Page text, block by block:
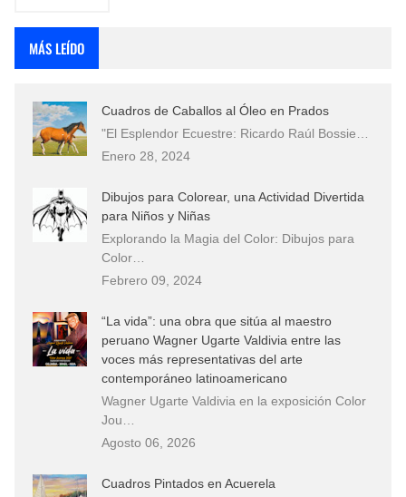
MÁS LEÍDO
Cuadros de Caballos al Óleo en Prados
"El Esplendor Ecuestre: Ricardo Raúl Bossie…
Enero 28, 2024
Dibujos para Colorear, una Actividad Divertida
para Niños y Niñas
Explorando la Magia del Color: Dibujos para
Color…
Febrero 09, 2024
“La vida”: una obra que sitúa al maestro
peruano Wagner Ugarte Valdivia entre las
voces más representativas del arte
contemporáneo latinoamericano
Wagner Ugarte Valdivia en la exposición Color
Jou…
Agosto 06, 2026
Cuadros Pintados en Acuerela